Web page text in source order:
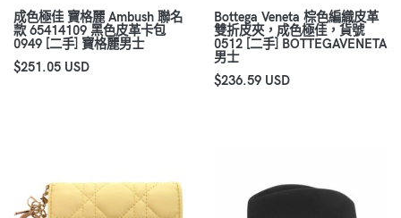
成色極佳 寶格麗 Ambush 聯名
款 65414109 黑色皮革卡包
0949 [二手] 寶格麗男士
$251.05 USD
Bottega Veneta 棕色編織皮革
雙折皮夾，成色極佳，貨號
0512 [二手] BOTTEGAVENETA
男士
$236.59 USD